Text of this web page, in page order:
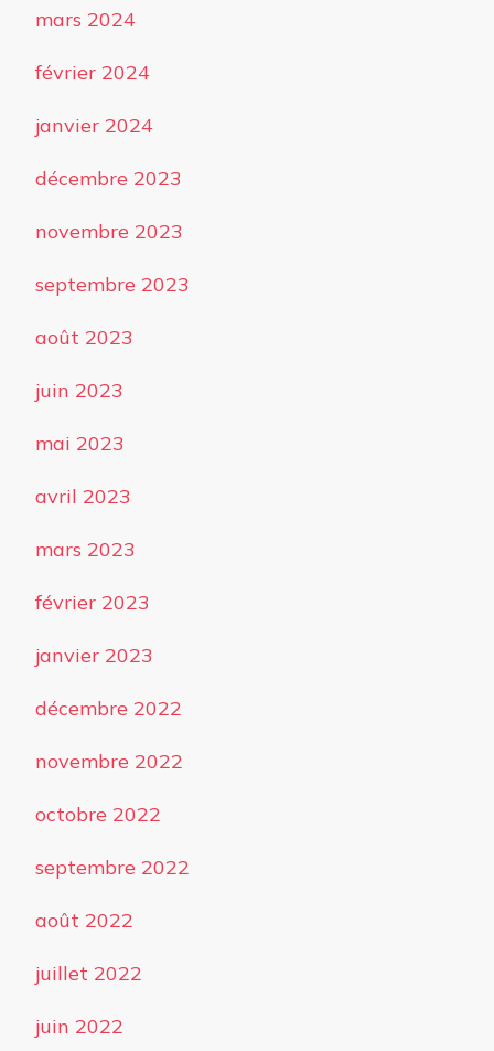
mars 2024
février 2024
janvier 2024
décembre 2023
novembre 2023
septembre 2023
août 2023
juin 2023
mai 2023
avril 2023
mars 2023
février 2023
janvier 2023
décembre 2022
novembre 2022
octobre 2022
septembre 2022
août 2022
juillet 2022
juin 2022